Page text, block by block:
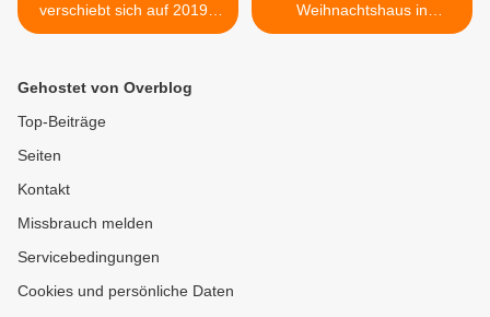
verschiebt sich auf 2019 -
Rodungen beginnen schon
Weihnachtshaus in
Veitshöchheim mit 40.000
Gehostet von Overblog
Top-Beiträge
Seiten
Kontakt
Missbrauch melden
Servicebedingungen
Cookies und persönliche Daten